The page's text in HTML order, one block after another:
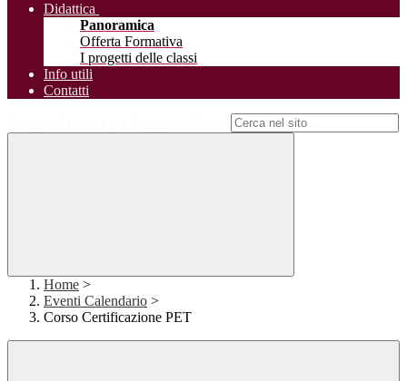
Didattica
Panoramica
Offerta Formativa
I progetti delle classi
Info utili
Contatti
Home >
Eventi Calendario >
Corso Certificazione PET